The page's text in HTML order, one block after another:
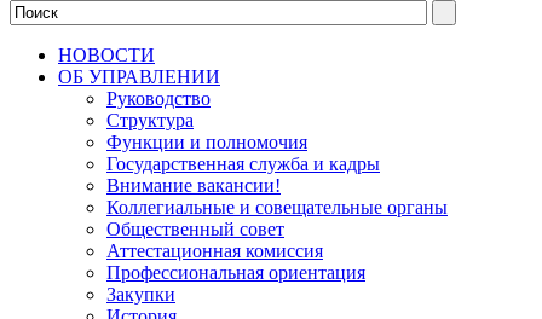
НОВОСТИ
ОБ УПРАВЛЕНИИ
Руководство
Структура
Функции и полномочия
Государственная служба и кадры
Внимание вакансии!
Коллегиальные и совещательные органы
Общественный совет
Аттестационная комиссия
Профессиональная ориентация
Закупки